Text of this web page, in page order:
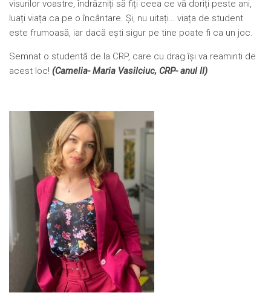
visurilor voastre, îndrăzniți să fiți ceea ce vă doriți peste ani,
luați viața ca pe o încântare. Și, nu uitați… viața de student
este frumoasă, iar dacă ești sigur pe tine poate fi ca un joc.
Semnat o studentă de la CRP, care cu drag își va reaminti de
acest loc! (Camelia- Maria Vasilciuc, CRP- anul II)